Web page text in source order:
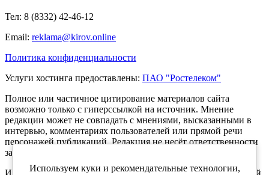
Тел: 8 (8332) 42-46-12
Email: reklama@kirov.online
Политика конфиденциальности
Услуги хостинга предоставлены: ПАО "Ростелеком"
Полное или частичное цитирование материалов сайта
возможно только с гиперссылкой на источник. Мнение
редакции может не совпадать с мнениями, высказанными в
интервью, комментариях пользователей или прямой речи
персонажей публикаций. Редакция не несёт ответственности
за текст комментариев читателей.
Интернет-портал Kirov.online зарегистрирован в Федеральной
Используем куки и рекомендательные технологии,